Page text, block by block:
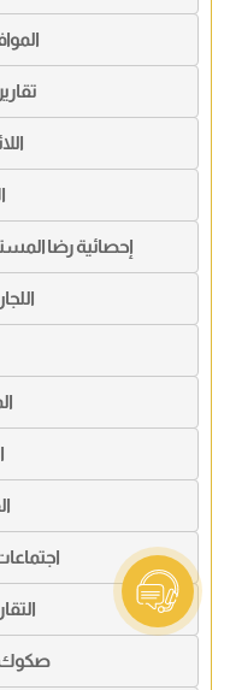
إحصائية رضا
صكوك